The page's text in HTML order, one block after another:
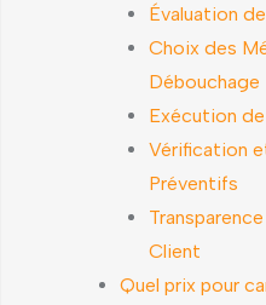
Évaluation
Choix des
Débouchage
Exécution
Vérification
Préventifs
Client
Quel prix pour